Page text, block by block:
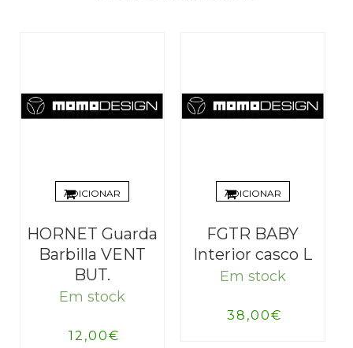
ADICIONAR
HORNET Guarda
Barbilla VENT
BUT.
Em stock
12,00€
ADICIONAR
FGTR BABY
Interior casco L
Em stock
38,00€